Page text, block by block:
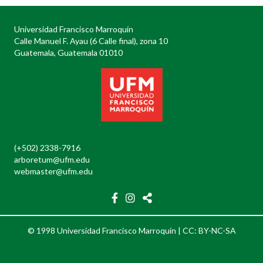
Universidad Francisco Marroquín
Calle Manuel F. Ayau (6 Calle final), zona 10
Guatemala, Guatemala 01010
(+502) 2338-7916
arboretum@ufm.edu
webmaster@ufm.edu
© 1998 Universidad Francisco Marroquín | CC: BY-NC-SA